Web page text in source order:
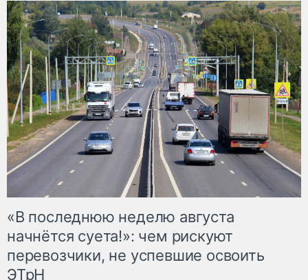
«В последнюю неделю августа
начнётся суета!»: чем рискуют
перевозчики, не успевшие освоить
ЭТрН